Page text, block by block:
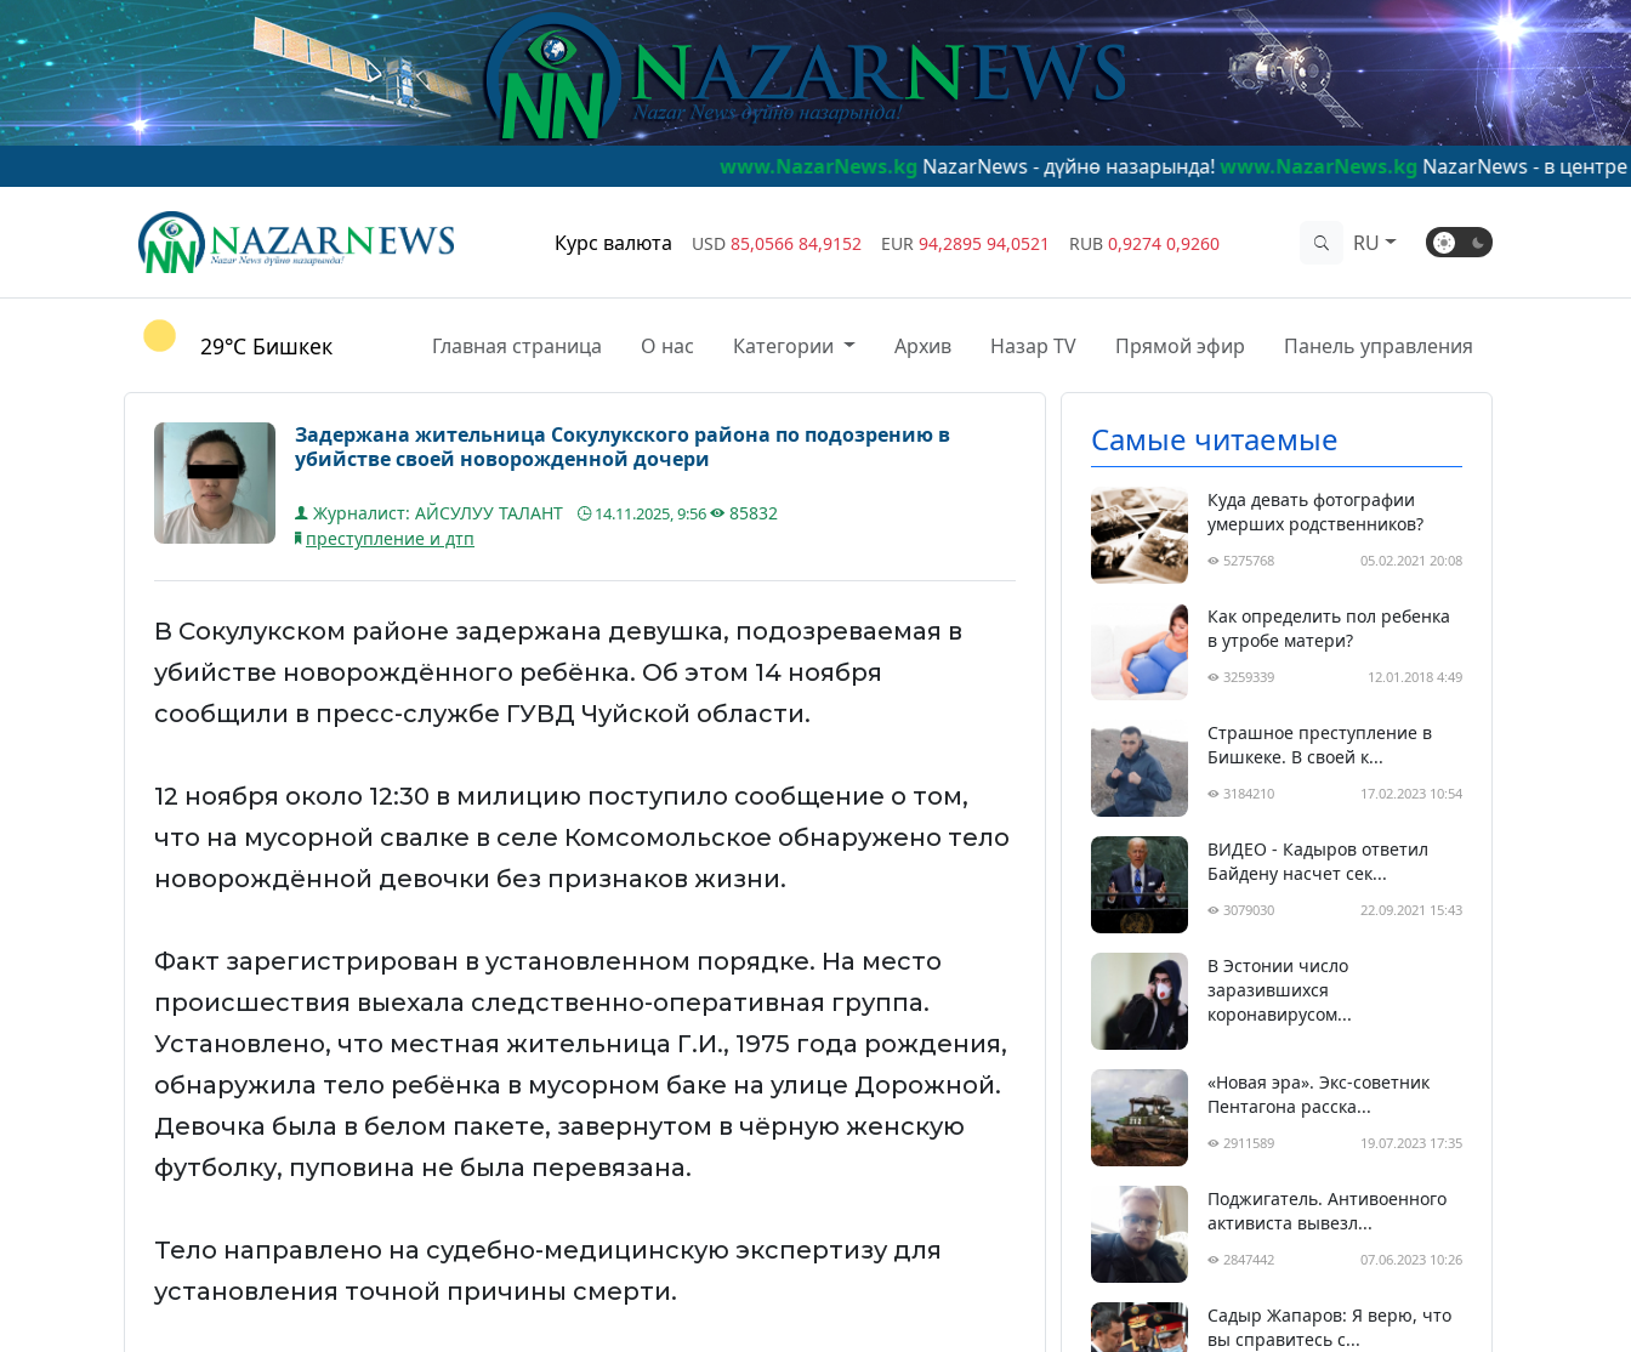
www.NazarNews.kgNazarNews - дүйнө назарында!www.NazarNews.kgNazarNews - в центре мирового
Курс валюта USD 85,0566 84,9152 EUR 94,2895 94,0521 RUB 0,9274 0,9260 RU
29°C Бишкек Главная страница О нас Категории Архив Назар TV Прямой эфир Панель управления
Задержана жительница Сокулукского района по подозрению в
убийстве своей новорожденной дочери
Журналист: АЙСУЛУУ ТАЛАНТ 14.11.2025, 9:56
85832
преступление и дтп
В Сокулукском районе задержана девушка, подозреваемая в
убийстве новорождённого ребёнка. Об этом 14 ноября
сообщили в пресс-службе ГУВД Чуйской области.
12 ноября около 12:30 в милицию поступило сообщение о том,
что на мусорной свалке в селе Комсомольское обнаружено тело
новорождённой девочки без признаков жизни.
Факт зарегистрирован в установленном порядке. На место
происшествия выехала следственно-оперативная группа.
Установлено, что местная жительница Г.И., 1975 года рождения,
обнаружила тело ребёнка в мусорном баке на улице Дорожной.
Девочка была в белом пакете, завернутом в чёрную женскую
футболку, пуповина не была перевязана.
Тело направлено на судебно-медицинскую экспертизу для
установления точной причины смерти.
Самые читаемые
Куда девать фотографии
умерших родственников?
5275768 05.02.2021 20:08
Как определить пол ребенка
в утробе матери?
3259339 12.01.2018 4:49
Страшное преступление в
Бишкеке. В своей к...
3184210 17.02.2023 10:54
ВИДЕО - Кадыров ответил
Байдену насчет сек...
3079030 22.09.2021 15:43
В Эстонии число
заразившихся
коронавирусом...
«Новая эра». Экс-советник
Пентагона расска...
2911589 19.07.2023 17:35
Поджигатель. Антивоенного
активиста вывезл...
2847442 07.06.2023 10:26
Садыр Жапаров: Я верю, что
вы справитесь с...